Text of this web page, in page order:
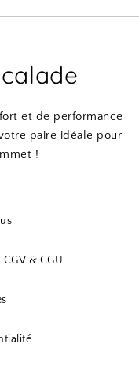
et de performance
paire idéale pour
!
CGV & CGU